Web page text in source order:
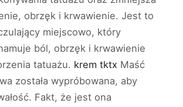
obrzęk i krwawienie. Jest to
miejscowo, który
ból, obrzęk i krwawienie
tatuażu. krem tktx Maść
została wypróbowana, aby
Fakt, że jest ona